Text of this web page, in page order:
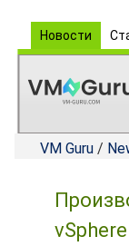
Новости
VM Guru /